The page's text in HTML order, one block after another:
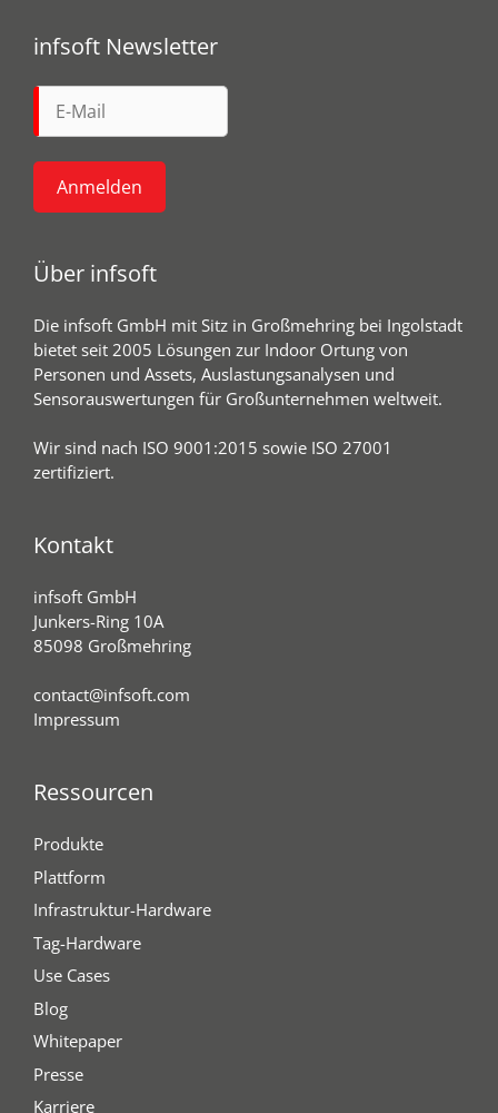
infsoft Newsletter
Über infsoft
Die infsoft GmbH mit Sitz in Großmehring bei Ingolstadt
bietet seit 2005 Lösungen zur Indoor Ortung von
Personen und Assets, Auslastungsanalysen und
Sensorauswertungen für Großunternehmen weltweit.
Wir sind nach ISO 9001:2015 sowie ISO 27001
zertifiziert.
Kontakt
infsoft GmbH
Junkers-Ring 10A
85098 Großmehring
contact@infsoft.com
Impressum
Ressourcen
Produkte
Plattform
Infrastruktur-Hardware
Tag-Hardware
Use Cases
Blog
Whitepaper
Presse
Karriere